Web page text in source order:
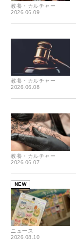
教養・カルチャー
2026.06.09
教養・カルチャー
2026.06.08
教養・カルチャー
2026.06.07
NEW
ニュース
2026.08.10